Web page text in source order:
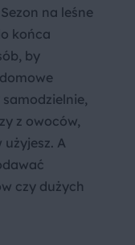
na leśne
końca
by
z owoców,
użyjesz. A
czy dużych